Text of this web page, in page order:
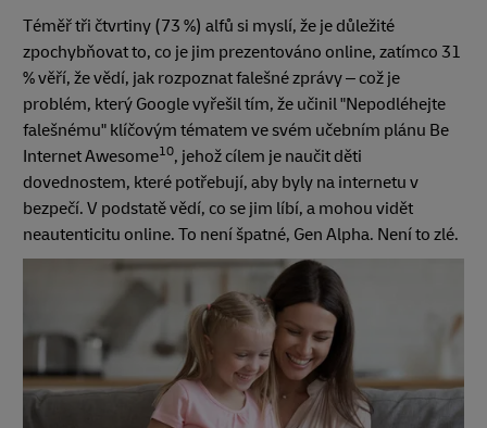
Téměř tři čtvrtiny (73 %) alfů si myslí, že je důležité
zpochybňovat to, co je jim prezentováno online, zatímco 31
% věří, že vědí, jak rozpoznat falešné zprávy – což je
problém, který Google vyřešil tím, že učinil "Nepodléhejte
falešnému" klíčovým tématem ve svém učebním plánu Be
Internet Awesome10, jehož cílem je naučit děti
dovednostem, které potřebují, aby byly na internetu v
bezpečí. V podstatě vědí, co se jim líbí, a mohou vidět
neautenticitu online. To není špatné, Gen Alpha. Není to zlé.